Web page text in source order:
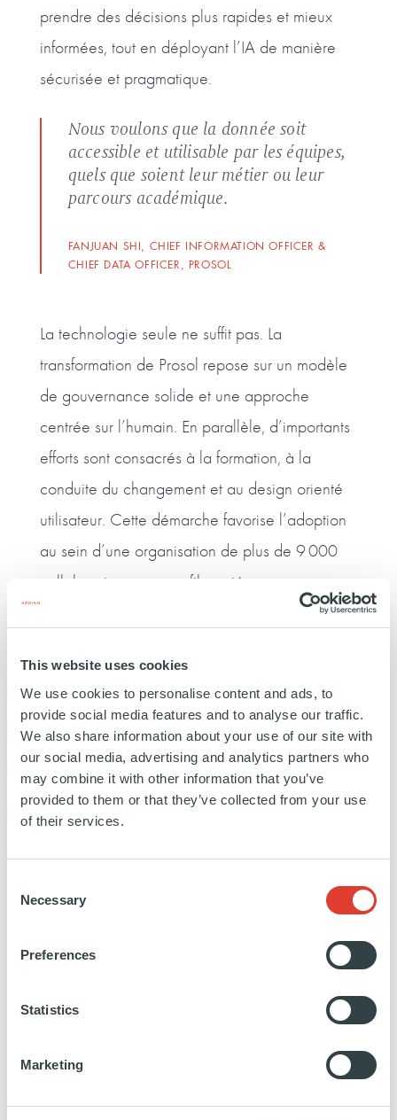
This website uses cookies
We use cookies to personalise content and ads, to
provide social media features and to analyse our traffic.
We also share information about your use of our site with
our social media, advertising and analytics partners who
may combine it with other information that you’ve
provided to them or that they’ve collected from your use
of their services.
Selection
Necessary
Preferences
Statistics
Marketing
prendre des décisions plus rapides et mieux
informées, tout en déployant l’IA de manière
sécurisée et pragmatique.
Nous voulons que la donnée soit
accessible et utilisable par les équipes,
quels que soient leur métier ou leur
parcours académique.
FANJUAN SHI, CHIEF INFORMATION OFFICER &
CHIEF DATA OFFICER, PROSOL
La technologie seule ne suffit pas. La
transformation de Prosol repose sur un modèle
de gouvernance solide et une approche
centrée sur l’humain. En parallèle, d’importants
efforts sont consacrés à la formation, à la
conduite du changement et au design orienté
utilisateur. Cette démarche favorise l’adoption
au sein d’une organisation de plus de 9 000
collaborateurs aux profils variés.
transformation
Tout au long de ce projet engagé par Prosol,
Ardian a agi à la fois comme partenaire
stratégique et opérationnel. Prosol a été l’une
des premières sociétés en portefeuille à tester
l’outil d’évaluation de la maturité data
priorisation plus claire des initiatives.
Ardian accompagne également Prosol via ses
réseaux d’experts, ses partenaires
d’expériences entre sociétés du portefeuille,